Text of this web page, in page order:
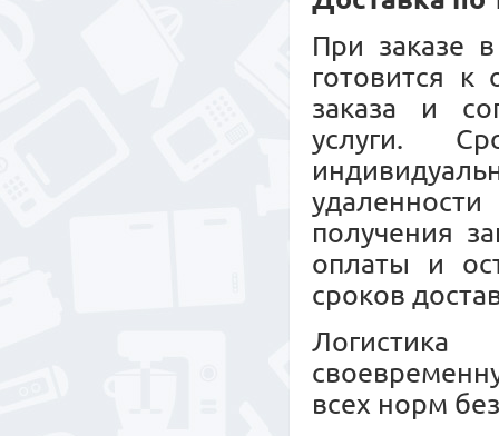
При заказе
готовится
заказа и
услуги.
получения
оплаты и
сроков
Логистика
всех норм